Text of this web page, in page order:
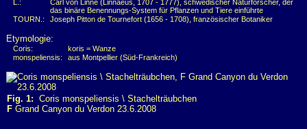
L.:
Carl von Linné (Linnaeus, 1707 - 1777), schwedischer Naturforscher, der
das binäre Benennungs-System für Pflanzen und Tiere einführte
TOURN.:
Joseph Pitton de Tournefort (1656 - 1708), französischer Botaniker
Etymologie:
Coris:
koris = Wanze
monspeliensis:
aus Montpellier (Süd-Frankreich)
Fig. 1: Coris monspeliensis \ Stachelträubchen
F Grand Canyon du Verdon 23.6.2008